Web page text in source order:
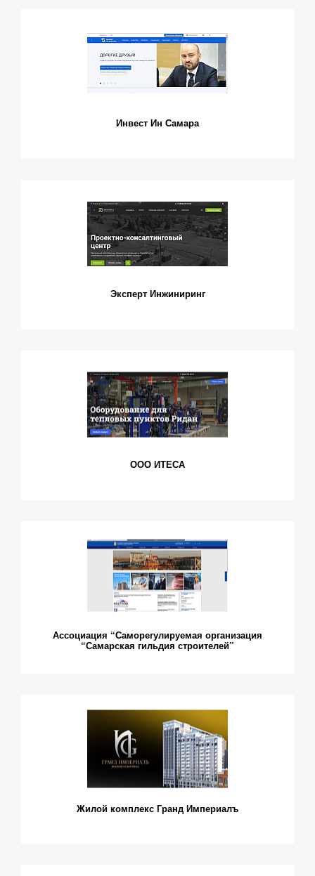
Инвест Ин Самара
Эксперт Инжиниринг
ООО ИТЕСА
Ассоциация “Саморегулируемая организация
“Самарская гильдия строителей”
Жилой комплекс Гранд Империалъ